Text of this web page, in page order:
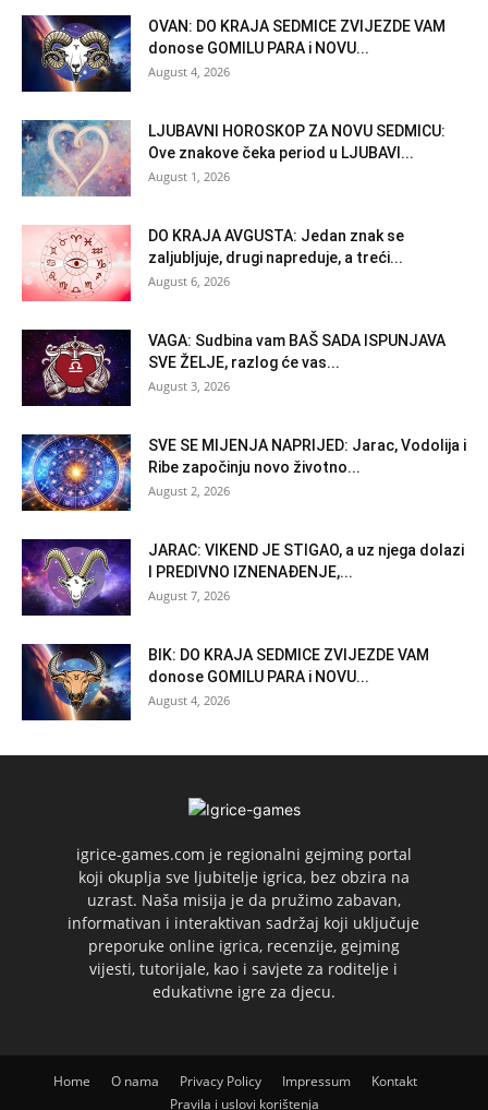
OVAN: DO KRAJA SEDMICE ZVIJEZDE VAM
donose GOMILU PARA i NOVU...
August 4, 2026
LJUBAVNI HOROSKOP ZA NOVU SEDMICU:
Ove znakove čeka period u LJUBAVI...
August 1, 2026
DO KRAJA AVGUSTA: Jedan znak se
zaljubljuje, drugi napreduje, a treći...
August 6, 2026
VAGA: Sudbina vam BAŠ SADA ISPUNJAVA
SVE ŽELJE, razlog će vas...
August 3, 2026
SVE SE MIJENJA NAPRIJED: Jarac, Vodolija i
Ribe započinju novo životno...
August 2, 2026
JARAC: VIKEND JE STIGAO, a uz njega dolazi
I PREDIVNO IZNENAĐENJE,...
August 7, 2026
BIK: DO KRAJA SEDMICE ZVIJEZDE VAM
donose GOMILU PARA i NOVU...
August 4, 2026
igrice-games.com je regionalni gejming portal
koji okuplja sve ljubitelje igrica, bez obzira na
uzrast. Naša misija je da pružimo zabavan,
informativan i interaktivan sadržaj koji uključuje
preporuke online igrica, recenzije, gejming
vijesti, tutorijale, kao i savjete za roditelje i
edukativne igre za djecu.
Home O nama Privacy Policy Impressum
Kontakt
Pravila i uslovi korištenja